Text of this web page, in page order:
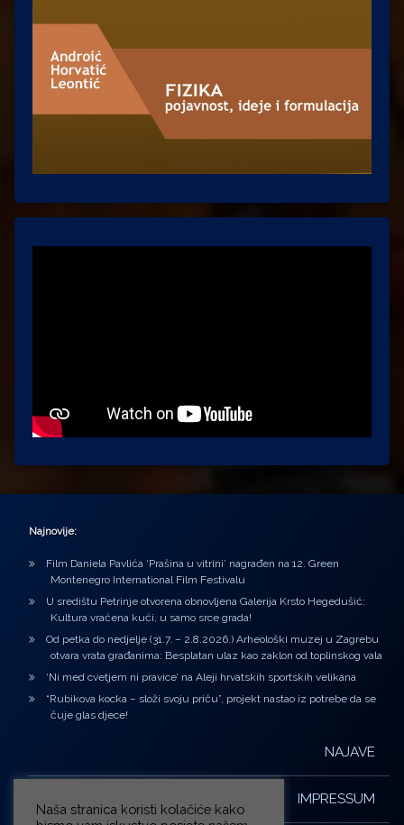
Najnovije:
Film Daniela Pavlića ‘Prašina u vitrini’ nagrađen na 12. Green
Montenegro International Film Festivalu
U središtu Petrinje otvorena obnovljena Galerija Krsto Hegedušić:
Kultura vraćena kući, u samo srce grada!
Od petka do nedjelje (31.7. – 2.8.2026.) Arheološki muzej u Zagrebu
otvara vrata građanima: Besplatan ulaz kao zaklon od toplinskog vala
‘Ni med cvetjem ni pravice’ na Aleji hrvatskih sportskih velikana
“Rubikova kocka – složi svoju priču”, projekt nastao iz potrebe da se
čuje glas djece!
NAJAVE
IMPRESSUM
Naša stranica koristi kolačiće kako